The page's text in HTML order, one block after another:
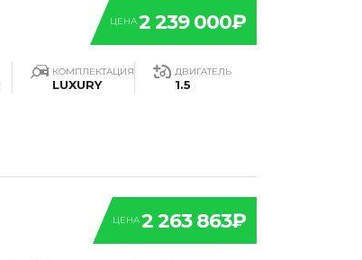
ЦЕНА2 239 000₽
КОМПЛЕКТАЦИЯ
LUXURY
ДВИГАТЕЛЬ
1.5
ЦЕНА2 263 863₽